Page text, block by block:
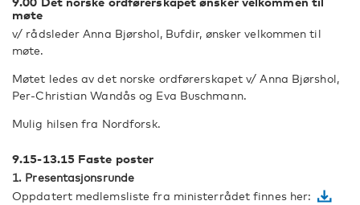
møte
v/ rådsleder Anna Bjørshol, Bufdir, ønsker velkommen til
møte.
Møtet ledes av det norske ordførerskapet v/ Anna Bjørshol,
Per-Christian Wandås og Eva Buschmann.
Mulig hilsen fra Nordforsk.
9.15-13.15 Faste poster
1. Presentasjonsrunde
Oppdatert medlemsliste fra ministerrådet finnes her: